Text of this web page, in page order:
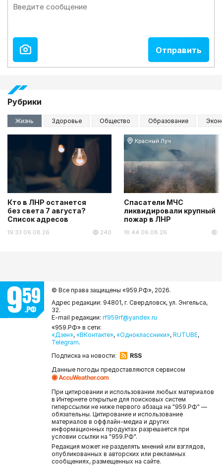
Рубрики
Жизнь Здоровье Общество Образование
Кто в ЛНР останется
без света 7 августа?
Список адресов
19:33 06.08.26 240
Красный Луч
Спасатели МЧС
ликвидировали крупный
пожар в ЛНР
18:44 06.08.26
© Все права защищены «959.РФ», 2026.
Адрес редакции: 94801, г. Свердловск, ул. Энгельса,
32.
E-mail редакции: rf959rf@yandex.ru
«959.РФ» в сети:
«Дзен», «ВКонтакте», «Одноклассники», RUTUBE,
Telegram.
Подписка на новости:
RSS
Данные погоды предоставляются сервисом
При цитировании и использовании любых материалов
в Интернете открытые для поисковых систем
гиперссылки не ниже первого абзаца на "959.РФ" —
обязательны. Цитирование и использование
материалов в оффлайн-медиа и других
информационных продуктах разрешается при
условии ссылки на "959.РФ".
Редакция может не разделять мнений или взглядов,
опубликованных в авторских или рекламных
сообщениях, размещенных на сайте.